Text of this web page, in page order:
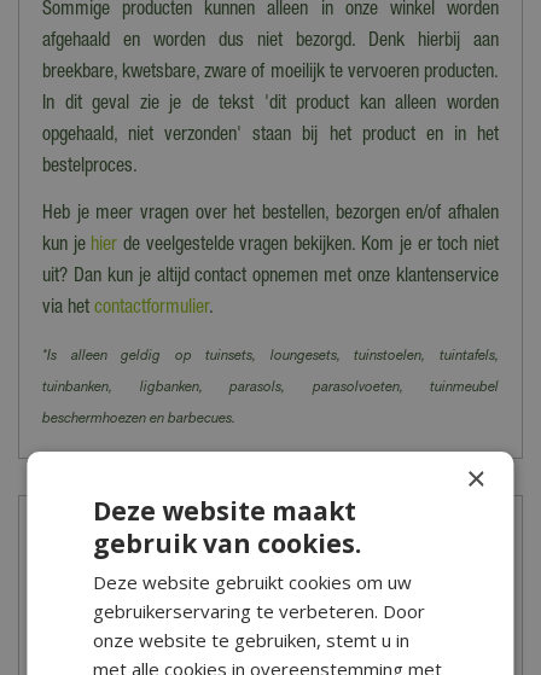
Sommige producten kunnen alleen in onze winkel worden
afgehaald en worden dus niet bezorgd. Denk hierbij aan
breekbare, kwetsbare, zware of moeilijk te vervoeren producten.
In dit geval zie je de tekst 'dit product kan alleen worden
opgehaald, niet verzonden' staan bij het product en in het
bestelproces.
Heb je meer vragen over het bestellen, bezorgen en/of afhalen
kun je hier de veelgestelde vragen bekijken. Kom je er toch niet
uit? Dan kun je altijd contact opnemen met onze klantenservice
via het contactformulier.
*Is alleen geldig op tuinsets, loungesets, tuinstoelen, tuintafels,
tuinbanken, ligbanken, parasols, parasolvoeten, tuinmeubel
beschermhoezen en barbecues.
Meer informatie
Zelf groente en kruiden kweken is helemaal de trend van nu! Zelf
kweken is helemaal niet moeilijk en kan op elk plekje in de tuin,
balkon of binnen. Creëer met de bloemzaden van De Boet een
×
Deze website maakt
gebruik van cookies.
Deze website gebruikt cookies om uw
gebruikerservaring te verbeteren. Door
onze website te gebruiken, stemt u in
met alle cookies in overeenstemming met